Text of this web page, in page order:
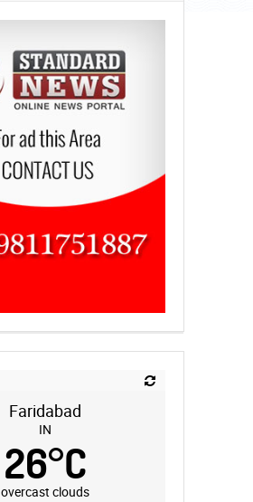
Faridabad
IN
26°C
overcast clouds